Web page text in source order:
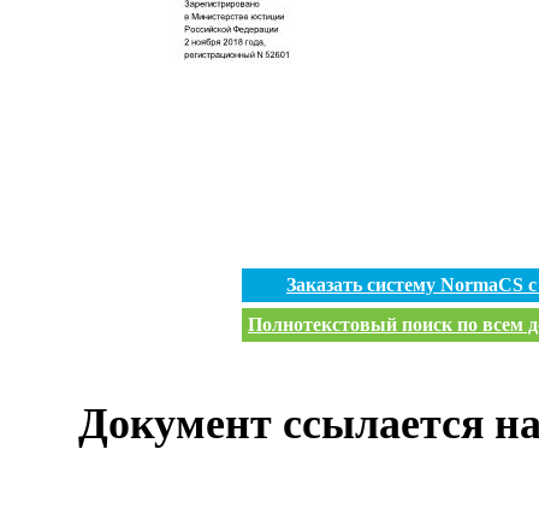
Заказать систему
Полнотекстовый поиск по всем
Документ ссылается